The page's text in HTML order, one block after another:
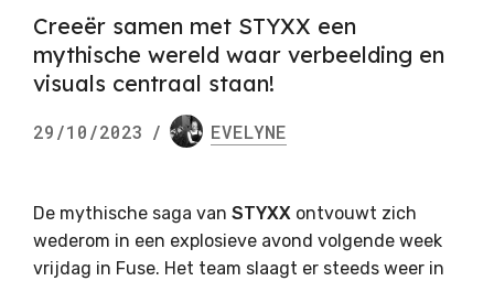
Creeër samen met STYXX een
mythische wereld waar verbeelding en
visuals centraal staan!
29/10/2023 / EVELYNE
De mythische saga van STYXX ontvouwt zich
wederom in een explosieve avond volgende week
vrijdag in Fuse. Het team slaagt er steeds weer in